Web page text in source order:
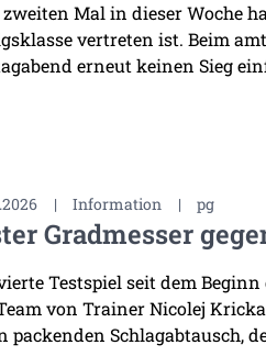
Mal in dieser Woche
vertreten ist. Beim
erneut keinen Sieg
| Information | pg
Gradmesser
Testspiel seit dem
von Trainer Nicolej
packenden Schlagabtausch,